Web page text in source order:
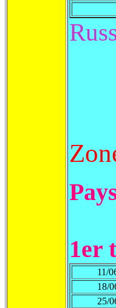
1er
11/
18/
25/